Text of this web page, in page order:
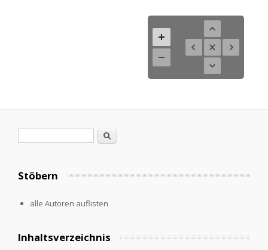
Search
Stöbern
alle Autoren auflisten
Inhaltsverzeichnis